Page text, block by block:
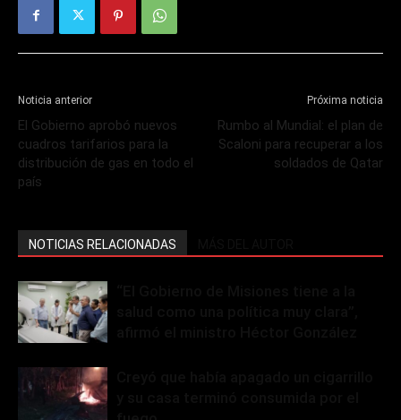
Noticia anterior
El Gobierno aprobó nuevos
cuadros tarifarios para la
distribución de gas en todo el
país
Próxima noticia
Rumbo al Mundial: el plan de
Scaloni para recuperar a los
soldados de Qatar
NOTICIAS RELACIONADAS